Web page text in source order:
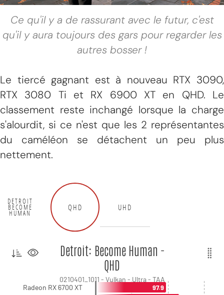
Ce qu'il y a de rassurant avec le futur, c'est
qu'il y aura toujours des gars pour regarder les
autres bosser !
Le tiercé gagnant est à nouveau RTX 3090,
RTX 3080 Ti et RX 6900 XT en QHD. Le
classement reste inchangé lorsque la charge
s'alourdit, si ce n'est que les 2 représentantes
du caméléon se détachent un peu plus
nettement.